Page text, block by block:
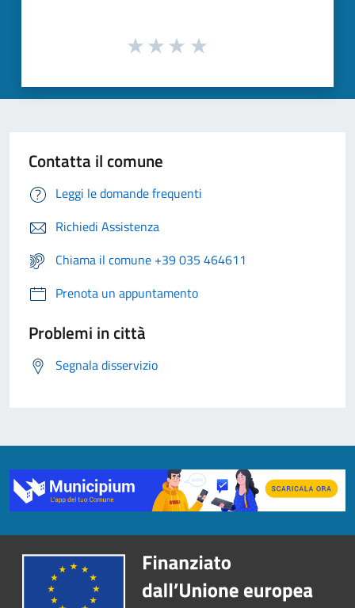
Contatta il comune
Leggi le domande frequenti
Richiedi Assistenza
Chiama il comune +39 035 464611
Prenota un appuntamento
Problemi in città
Segnala disservizio